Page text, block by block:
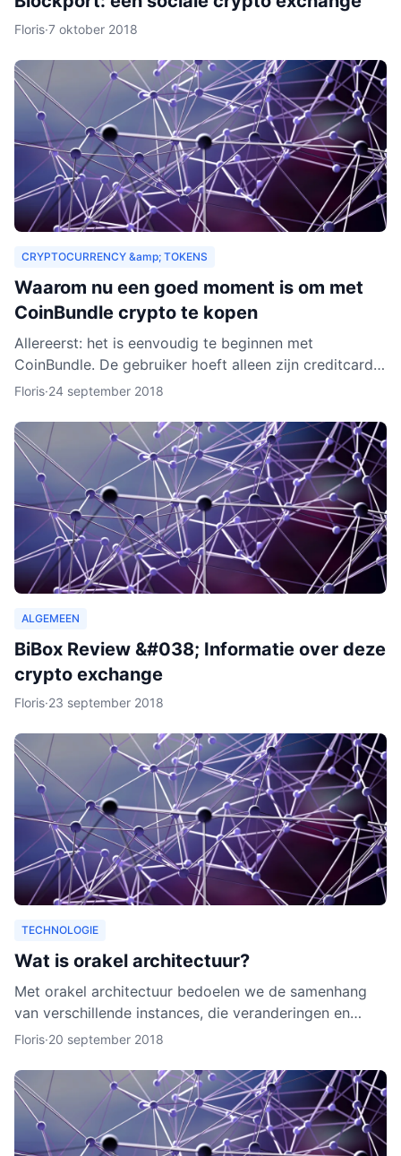
Floris·7 oktober 2018
CRYPTOCURRENCY &amp; TOKENS
Waarom nu een goed moment is om met
CoinBundle crypto te kopen
Allereerst: het is eenvoudig te beginnen met
CoinBundle. De gebruiker hoeft alleen zijn creditcard
te gebruiken of bankinformatie op te geven, een paar
Floris·24 september 2018
ALGEMEEN
BiBox Review &#038; Informatie over deze
crypto exchange
Floris·23 september 2018
TECHNOLOGIE
Wat is orakel architectuur?
Met orakel architectuur bedoelen we de samenhang
van verschillende instances, die veranderingen en
activiteiten in het netwerk noteren. Een orakel is erg
Floris·20 september 2018